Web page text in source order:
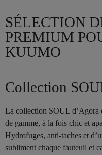
SÉLECTION
PREMIUM
KUUMO
Collection
La collection SOUL d’Agora
de gamme, à la fois chic et
Hydrofuges, anti-taches et
subliment chaque fauteuil et